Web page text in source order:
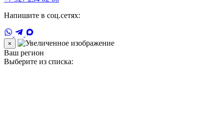
Напишите в соц.сетях:
×
Ваш регион
Выберите из списка: